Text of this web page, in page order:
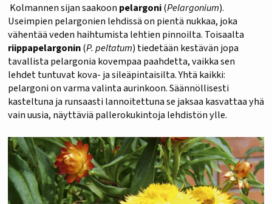
Kolmannen sijan saakoon pelargoni(Pelargonium).
Useimpien pelargonien lehdissä on pientä nukkaa, joka
vähentää veden haihtumista lehtien pinnoilta. Toisaalta
riippapelargonin(P. peltatum) tiedetään kestävän jopa
tavallista pelargonia kovempaa paahdetta, vaikka sen
lehdet tuntuvat kova- ja sileäpintaisilta. Yhtä kaikki:
pelargoni on varma valinta aurinkoon. Säännöllisesti
kasteltuna ja runsaasti lannoitettuna se jaksaa kasvattaa yhä
vain uusia, näyttäviä pallerokukintoja lehdistön ylle.